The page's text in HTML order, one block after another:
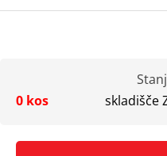
0 kos
skladišče